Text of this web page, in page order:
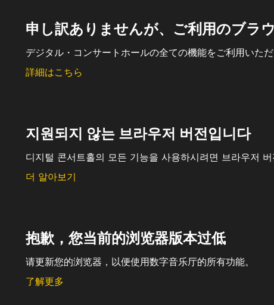
申し訳ありませんが、ご利用のブラ
デジタル・コンサートホールの全ての機能をご利用いた
詳細はこちら
지원되지 않는 브라우저 버전입니다
디지털 콘서트홀의 모든 기능을 사용하시려면 브라우저
더 알아보기
抱歉，您当前的浏览器版本过低
请更新您的浏览器，以便使用数字音乐厅的所有功能。
了解更多